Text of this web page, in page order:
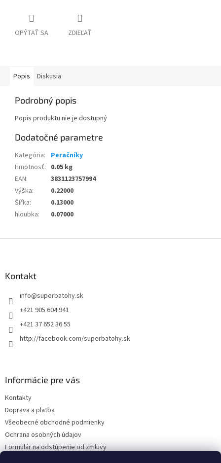
OPÝTAŤ SA ZDIEĽAŤ
Popis Diskusia
Podrobný popis
Popis produktu nie je dostupný
Dodatočné parametre
Kategória:
Peračníky
Hmotnosť: 0.05 kg
EAN:
3831123757994
Výška:
0.22000
Šířka:
0.13000
hloubka: 0.07000
Kontakt
info@superbatohy.sk
+421 905 604 941
+421 37 652 36 55
http://facebook.com/superbatohy.sk
Informácie pre vás
Kontakty
Doprava a platba
Všeobecné obchodné podmienky
Ochrana osobných údajov
Formulár na odstúpenie od zmluvy